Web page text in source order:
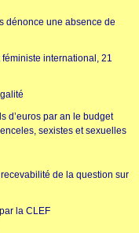
dénonce une absence de
féministe international, 21
d’euros par an le budget
sexistes et sexuelles
de la question sur
la CLEF